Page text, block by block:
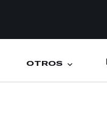
OTROS